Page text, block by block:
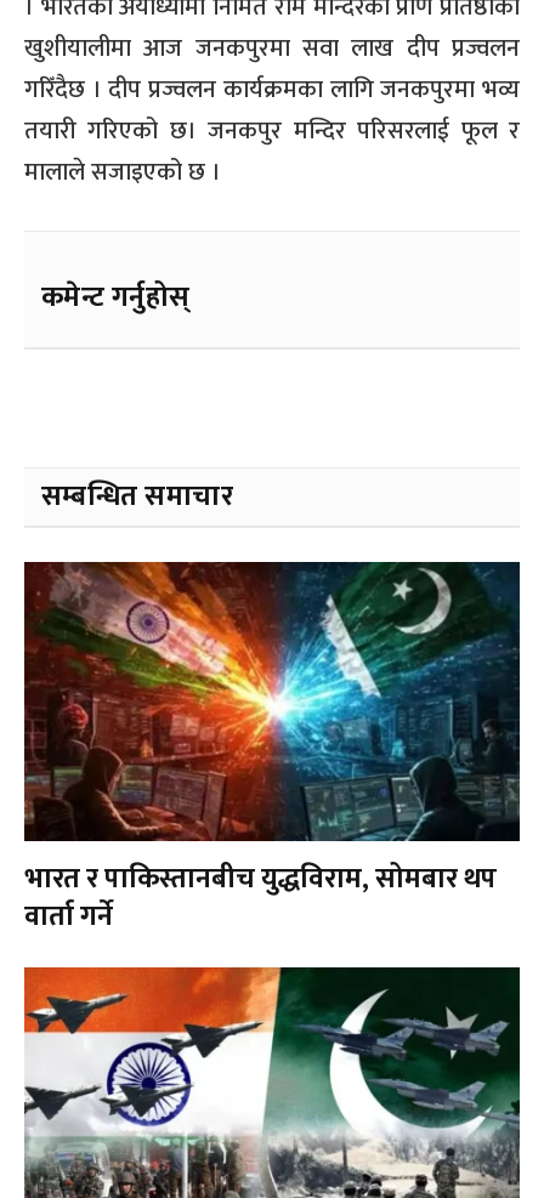
खुशीयालीमा आज जनकपुरमा सवा लाख दीप प्रज्वलन
गरिँदैछ । दीप प्रज्वलन कार्यक्रमका लागि जनकपुरमा भव्य
तयारी गरिएको छ। जनकपुर मन्दिर परिसरलाई फूल र
मालाले सजाइएको छ ।
कमेन्ट गर्नुहोस्
सम्बन्धित समाचार
भारत र पाकिस्तानबीच युद्धविराम, सोमबार थप
वार्ता गर्ने